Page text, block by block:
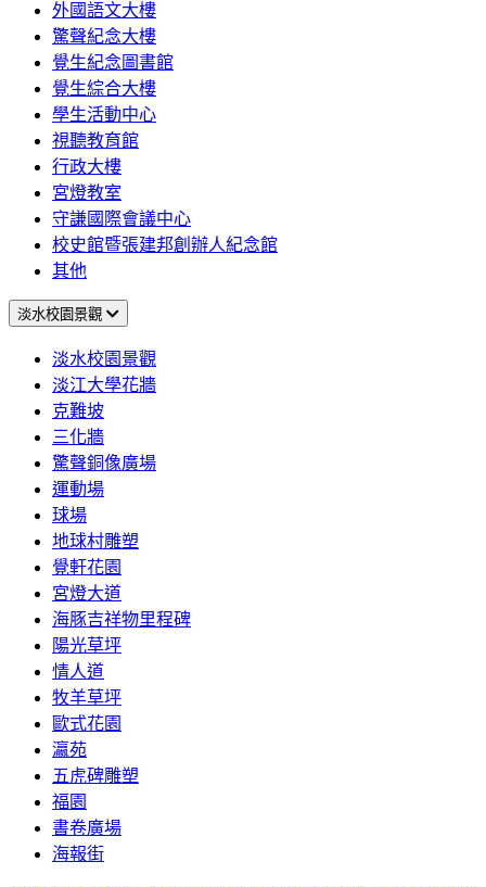
外國語文大樓
驚聲紀念大樓
覺生紀念圖書館
覺生綜合大樓
學生活動中心
視聽教育館
行政大樓
宮燈教室
守謙國際會議中心
校史館暨張建邦創辦人紀念館
其他
淡水校園景觀
淡水校園景觀
淡江大學花牆
克難坡
三化牆
驚聲銅像廣場
運動場
球場
地球村雕塑
覺軒花園
宮燈大道
海豚吉祥物里程碑
陽光草坪
情人道
牧羊草坪
歐式花園
瀛苑
五虎碑雕塑
福園
書卷廣場
海報街